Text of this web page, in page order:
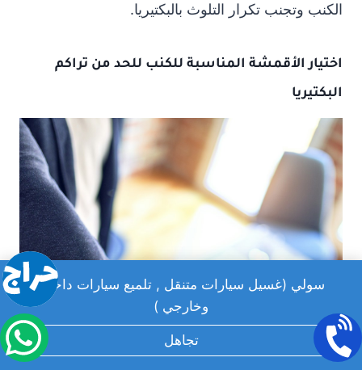
سولي (غسيل سيارات متنقل , تلميع سيارات داخلي
وخارجي )
تجاهل
الكنب وتجنب تكرار التلوث بالبكتيريا.
اختيار الأقمشة المناسبة للكنب للحد من تراكم
البكتيريا